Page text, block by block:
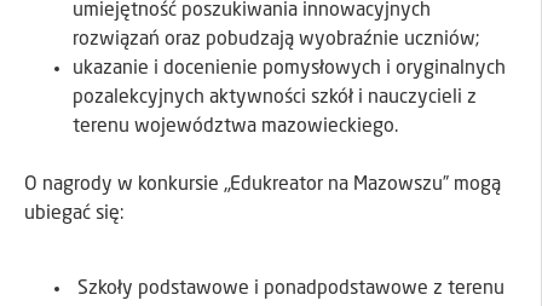
umiejętność poszukiwania innowacyjnych
rozwiązań oraz pobudzają wyobraźnie uczniów;
ukazanie i docenienie pomysłowych i oryginalnych
pozalekcyjnych aktywności szkół i nauczycieli z
terenu województwa mazowieckiego.
O nagrody w konkursie „Edukreator na Mazowszu” mogą
ubiegać się:
Szkoły podstawowe i ponadpodstawowe z terenu